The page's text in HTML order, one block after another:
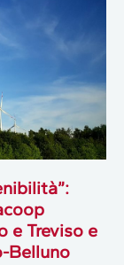
e Treviso e
Belluno